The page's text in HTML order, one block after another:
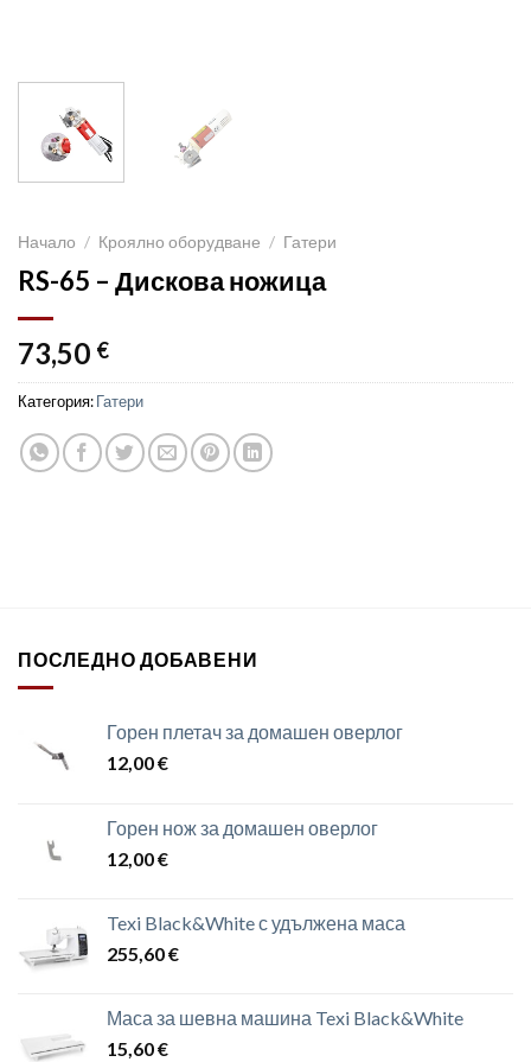
Начало / Кроялно оборудване / Гатери
RS-65 – Дискова ножица
73,50 €
Категория:Гатери
ПОСЛЕДНО ДОБАВЕНИ
Горен плетач за домашен оверлог
12,00€
Горен нож за домашен оверлог
12,00€
Texi Black&White с удължена маса
255,60€
Маса за шевна машина Texi Black&White
15,60€